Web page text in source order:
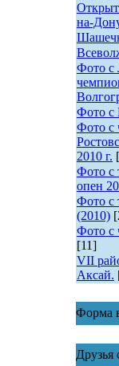
на-
Фото с
Фото с
Фото с
2010 г.
Фото с
опен
Фото с
(2010)
Фото с
[11]
VII
Аксай.
Форма
Друзья